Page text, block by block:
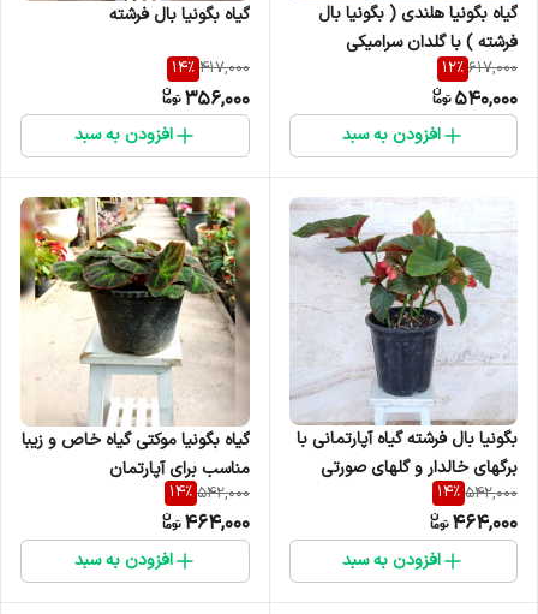
گیاه بگونیا هلندی ( بگونیا بال
فرشته ) با گلدان سرامیکی
617,000
12%
540,000
افزودن به سبد
گیاه بگونیا بال فرشته
417,000
14%
356,000
افزودن به سبد
بگونیا بال فرشته گیاه آپارتمانی با
برگهای خالدار و گلهای صورتی
خوشه ای
542,000
14%
464,000
افزودن به سبد
گیاه بگونیا موکتی گیاه خاص و زیبا
مناسب برای آپارتمان
542,000
14%
464,000
افزودن به سبد